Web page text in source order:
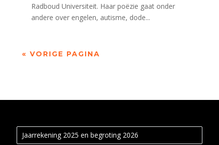
Radboud Universiteit. Haar poëzie gaat onder
andere over engelen, autisme, dode...
« VORIGE PAGINA
Jaarrekening 2025 en begroting 2026